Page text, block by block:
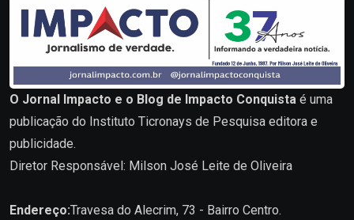
O Jornal Impacto e o Blog de Impacto Conquista é uma
publicação do Instituto Ticronays de Pesquisa editora e
publicidade.
Diretor Responsável: Milson José Leite de Oliveira
Endereço:Travesa do Alecrim, 73 - Bairro Centro.